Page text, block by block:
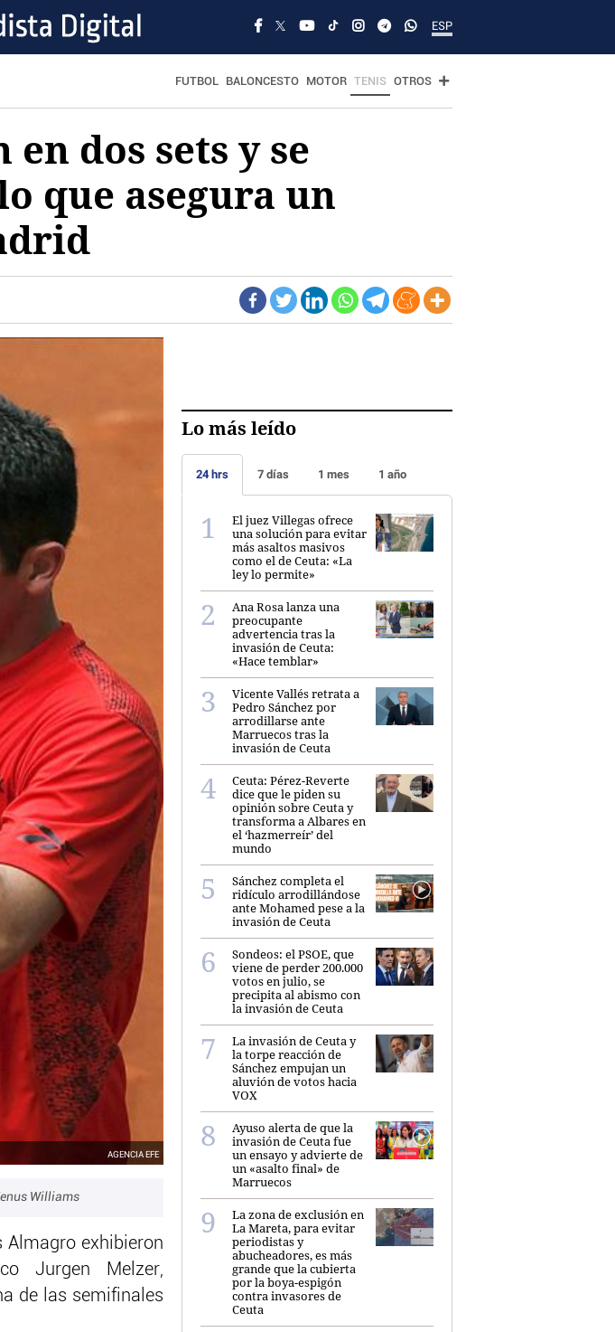
ESP
FUTBOL BALONCESTO MOTOR TENIS OTROS
dos sets y se
que asegura un
AGENCIA EFE
Williams
Almagro exhibieron
Jurgen Melzer,
de las semifinales
Lo más leído
24 hrs 7 días 1 mes 1 año
El juez Villegas ofrece
una solución para evitar
más asaltos masivos
como el de Ceuta: «La
ley lo permite»
Ana Rosa lanza una
preocupante
advertencia tras la
invasión de Ceuta:
«Hace temblar»
Vicente Vallés retrata a
Pedro Sánchez por
arrodillarse ante
Marruecos tras la
invasión de Ceuta
Ceuta: Pérez-Reverte
dice que le piden su
opinión sobre Ceuta y
transforma a Albares en
el ‘hazmerreír’ del
mundo
Sánchez completa el
ridículo arrodillándose
ante Mohamed pese a la
invasión de Ceuta
Sondeos: el PSOE, que
viene de perder 200.000
votos en julio, se
precipita al abismo con
la invasión de Ceuta
La invasión de Ceuta y
la torpe reacción de
Sánchez empujan un
aluvión de votos hacia
VOX
Ayuso alerta de que la
invasión de Ceuta fue
un ensayo y advierte de
un «asalto final» de
Marruecos
La zona de exclusión en
La Mareta, para evitar
periodistas y
abucheadores, es más
grande que la cubierta
por la boya-espigón
contra invasores de
Ceuta